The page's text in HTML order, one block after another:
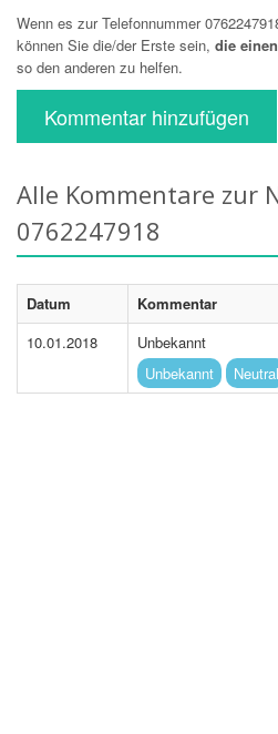
Wenn es zur Telefonnummer
können Sie die/der Erste sein, die
so den anderen zu helfen.
Kommentar hinzufügen
Alle Kommentare zur
0762247918
Datum
Kommentar
10.01.2018
Unbekannt
Unbekannt
Neutral